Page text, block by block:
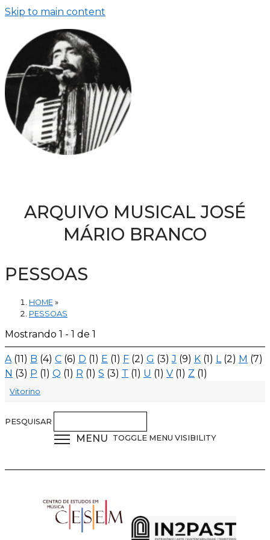
Skip to main content
ARQUIVO MUSICAL JOSÉ
MÁRIO BRANCO
PESSOAS
HOME »
PESSOAS
Mostrando 1 - 1 de 1
A (11) B (4) C (6) D (1) E (1) F (2) G (3)J (9) K (1) L (2) M (7)
N (3) P (1) Q (1) R (1) S (3) T (1) U (1) V (1) Z (1)
Vitorino
PESQUISAR
MENU TOGGLE MENU VISIBILITY